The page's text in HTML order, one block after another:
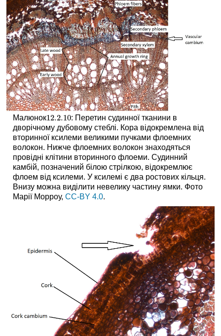
Малюнок12.2.10
12.2.10: Перетин судинної тканини в
дворічному дубовому стеблі. Кора відокремлена від
вторинної ксилеми великими пучками флоемних
волокон. Нижче флоемних волокон знаходяться
провідні клітини вторинного флоеми. Судинний
камбій, позначений білою стрілкою, відокремлює
флоем від ксилеми. У ксилемі є два ростових кільця.
Внизу можна виділити невелику частину ямки. Фото
Марії Морроу, CC-BY 4.0.